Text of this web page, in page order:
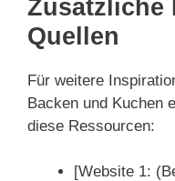
Zusätzliche
Quellen
Für weitere
Backen und Kuchen
diese Ressourcen:
[Website 1: